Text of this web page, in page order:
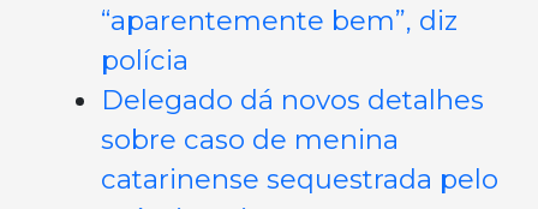
“aparentemente bem”, diz
polícia
Delegado dá novos detalhes
sobre caso de menina
catarinense sequestrada pelo